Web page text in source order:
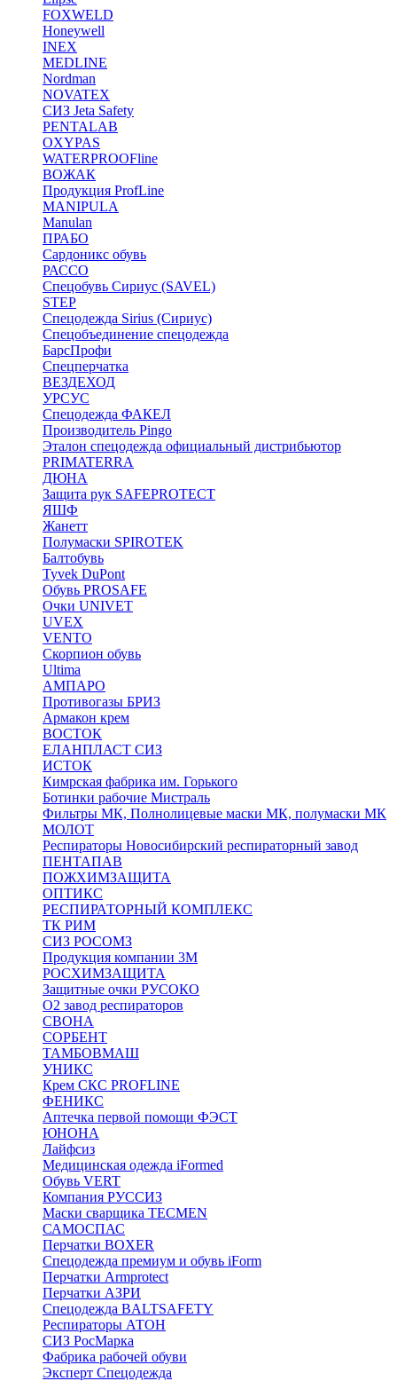
FOXWELD
Honeywell
INEX
MEDLINE
Nordman
NOVATEX
СИЗ Jeta Safety
PENTALAB
OXYPAS
WATERPROOFline
ВОЖАК
Продукция ProfLine
MANIPULA
Manulan
ПРАБО
Сардоникс обувь
РАССО
Спецобувь Сириус (SAVEL)
STEP
Спецодежда Sirius (Сириус)
Спецобъединение спецодежда
БарсПрофи
Спецперчатка
ВЕЗДЕХОД
УРСУС
Спецодежда ФАКЕЛ
Производитель Pingo
Эталон спецодежда официальный дистрибьютор
PRIMATERRA
ДЮНА
Защита рук SAFEPROTECT
ЯШФ
Жанетт
Полумаски SPIROTEK
Балтобувь
Tyvek DuPont
Обувь PROSAFE
Очки UNIVET
UVEX
VENTO
Скорпион обувь
Ultima
АМПАРО
Противогазы БРИЗ
Армакон крем
ВОСТОК
ЕЛАНПЛАСТ СИЗ
ИСТОК
Кимрская фабрика им. Горького
Ботинки рабочие Мистраль
Фильтры МК, Полнолицевые маски МК, полумаски МК
МОЛОТ
Респираторы Новосибирский респираторный завод
ПЕНТАПАВ
ПОЖХИМЗАЩИТА
ОПТИКС
РЕСПИРАТОРНЫЙ КОМПЛЕКС
ТК РИМ
СИЗ РОСОМЗ
Продукция компании 3M
РОСХИМЗАЩИТА
Защитные очки РУСОКО
О2 завод респираторов
СВОНА
СОРБЕНТ
ТАМБОВМАШ
УНИКС
Крем СКС PROFLINE
ФЕНИКС
Аптечка первой помощи ФЭСТ
ЮНОНА
Лайфсиз
Медицинская одежда iFormed
Обувь VERT
Компания РУССИЗ
Маски сварщика TECMEN
САМОСПАС
Перчатки BOXER
Спецодежда премиум и обувь iForm
Перчатки Armprotect
Перчатки АЗРИ
Спецодежда BALTSAFETY
Респираторы АТОН
СИЗ РосМарка
Фабрика рабочей обуви
Эксперт Спецодежда